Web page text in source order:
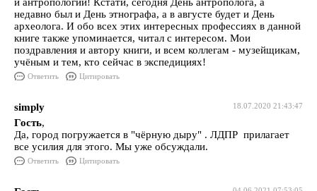
недавно был и День этнографа, а в августе будет и День
археолога. И обо всех этих интересных профессиях в данной
книге также упоминается, читал с интересом. Мои
поздравления и автору книги, и всем коллегам - музейщикам,
учёным и тем, кто сейчас в экспедициях!
Ответить Цитировать
18.07.2020 21:43:47
simply
Гость,
Да, город погружается в "чёрную дыру" . ЛДПР прилагает
все усилия для этого. Мы уже обсуждали.
Ответить Цитировать